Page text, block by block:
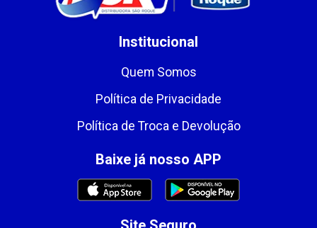
Institucional
Quem Somos
Política de Privacidade
Política de Troca e Devolução
Baixe já nosso APP